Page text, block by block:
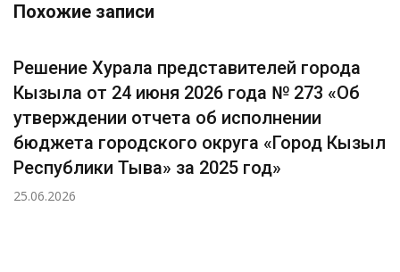
Похожие записи
Решение Хурала представителей города
Кызыла от 24 июня 2026 года № 273 «Об
утверждении отчета об исполнении
бюджета городского округа «Город Кызыл
Республики Тыва» за 2025 год»
25.06.2026